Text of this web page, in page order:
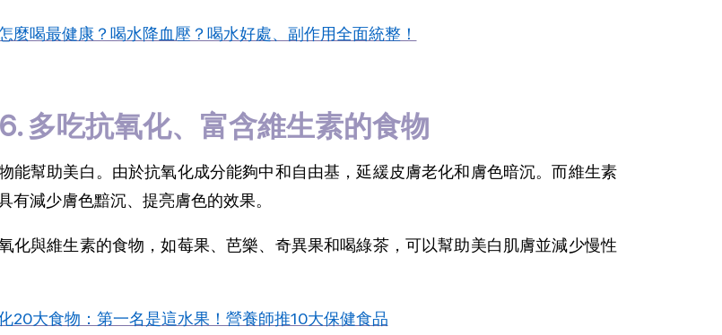
麼喝最健康？喝水降血壓？喝水好處、副作用全面統整！
多吃抗氧化、富含維生素的食物
能幫助美白。由於抗氧化成分能夠中和自由基，延緩皮膚老化和膚色暗沉。而維生素
有減少膚色黯沉、提亮膚色的效果。
化與維生素的食物，如莓果、芭樂、奇異果和喝綠茶，可以幫助美白肌膚並減少慢性
20大食物：第一名是這水果！營養師推10大保健食品